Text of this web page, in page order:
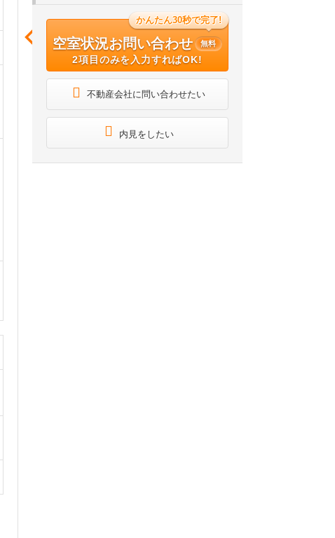
かんたん30秒で完了!
空室状況お問い合わせ 無料
2項目のみを入力すればOK!
不動産会社に問い合わせたい
内見をしたい